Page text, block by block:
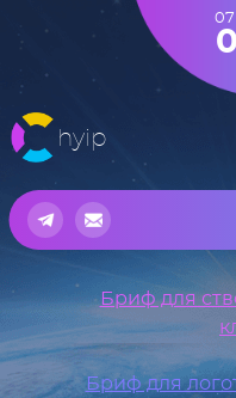
hyip
Бриф для
Бриф для